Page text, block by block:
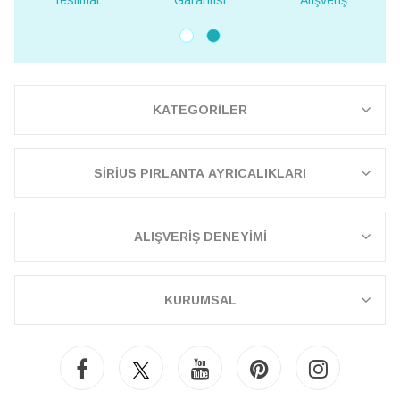
KATEGORİLER
SİRİUS PIRLANTA AYRICALIKLARI
ALIŞVERİŞ DENEYİMİ
KURUMSAL